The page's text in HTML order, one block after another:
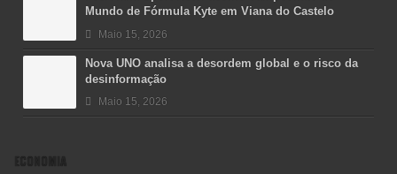
Mundo de Fórmula Kyte em Viana do Castelo
Maio 15, 2026
Nova UNO analisa a desordem global e o risco da
desinformação
Maio 15, 2026
ECONOMIA